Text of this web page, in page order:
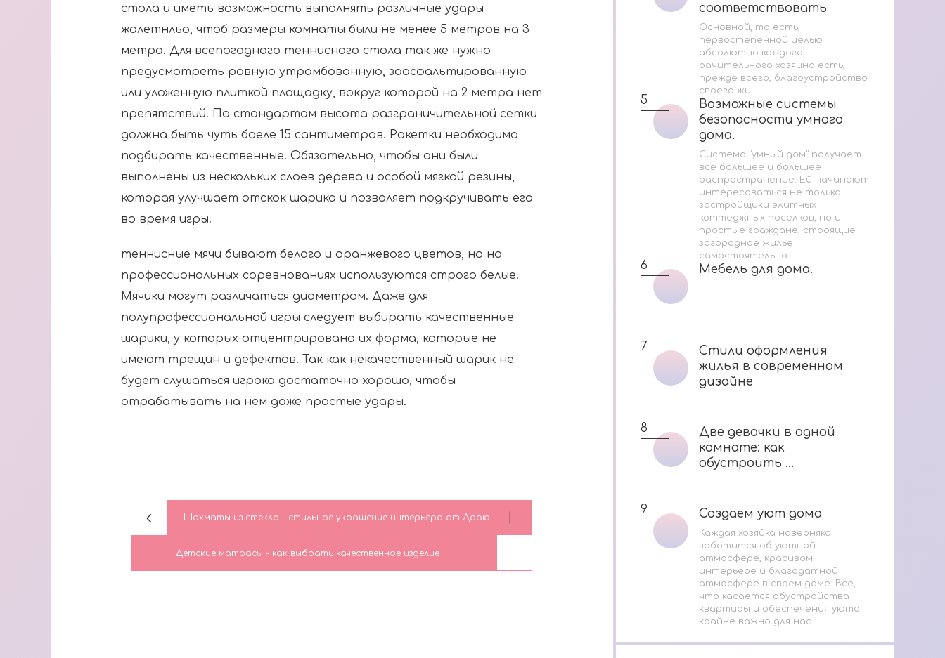
стола и иметь возможность выполнять различные удары
жалетнльо, чтоб размеры комнаты были не менее 5 метров на 3
метра. Для всепогодного теннисного стола так же нужно
предусмотреть ровную утрамбованную, заасфальтированную
или уложенную плиткой площадку, вокруг которой на 2 метра нет
препятствий. По стандартам высота разграничительной сетки
должна быть чуть боеле 15 сантиметров. Ракетки необходимо
подбирать качественные. Обязательно, чтобы они были
выполнены из нескольких слоев дерева и особой мягкой резины,
которая улучшает отскок шарика и позволяет подкручивать его
во время игры.
теннисные мячи бывают белого и оранжевого цветов, но на
профессиональных соревнованиях используются строго белые.
Мячики могут различаться диаметром. Даже для
полупрофессиональной игры следует выбирать качественные
шарики, у которых отцентрирована их форма, которые не
имеют трещин и дефектов. Так как некачественный шарик не
будет слушаться игрока достаточно хорошо, чтобы
отрабатывать на нем даже простые удары.
Шахматы из стекла - стильное украшение интерьера от Дарю
Детские матрасы - как выбрать качественное изделие
соответствовать
любая качественная ...
соответствовать
любая качественная ...
Основной, то есть,
первостепенной целью
абсолютно каждого
рачительного хозяина есть,
прежде всего, благоустройство
своего жи
5
Возможные системы
безопасности умного
дома.
Возможные системы
безопасности умного
дома.
Система "умный дом" получает
все большее и большее
распространение. Ей начинают
интересоваться не только
застройщики элитных
коттеджных поселков, но и
простые граждане, строящие
загородное жилье
самостоятельно.
6 Мебель для дома.
Мебель для дома.
7
Стили оформления
жилья в современном
дизайне
Стили оформления
жилья в современном
дизайне
8
Две девочки в одной
комнате: как
обустроить ...
Две девочки в одной
комнате: как
обустроить ...
9 Создаем уют дома
Создаем уют дома
Каждая хозяйка наверняка
заботится об уютной
атмосфере, красивом
интерьере и благодатной
атмосфере в своем доме. Все,
что касается обустройства
квартиры и обеспечения уюта
крайне важно для нас.